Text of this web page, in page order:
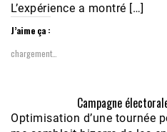
L’expérience a montré […]
J’aime ça :
chargement…
Campagne
Optimisation d’une tournée